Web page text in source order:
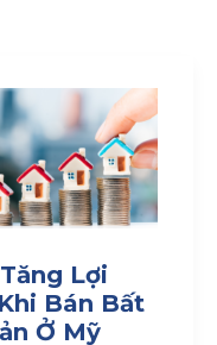
Lợi
Bán Bất
Ở Mỹ